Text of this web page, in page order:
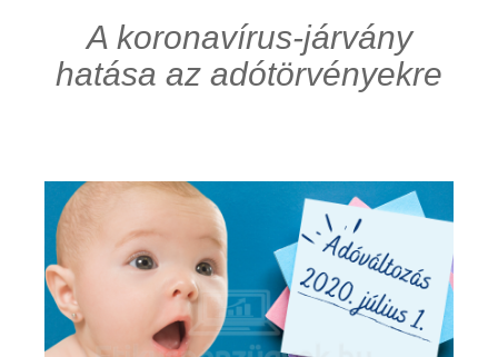
A koronavírus-járvány
hatása az adótörvényekre